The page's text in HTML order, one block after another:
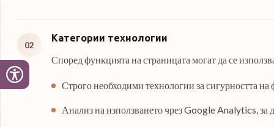
02
Категории технологии
Според функцията на страницата могат да се
Строго необходими технологии за сигурността
Анализ на използването чрез Google Analytics, за